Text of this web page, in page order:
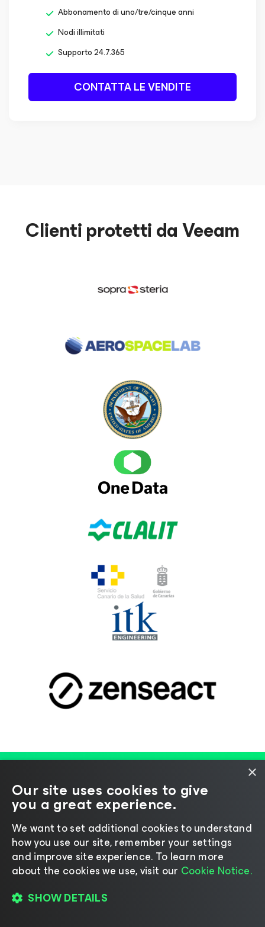
Abbonamento di uno/tre/cinque anni
Nodi illimitati
Supporto 24.7.365
CONTATTA LE VENDITE
Clienti protetti da Veeam
RISORSE
Rimani aggiornato con
gli ultimi
approfondimentie
tendenze in ambito
×
Our site uses cookies to give
you a great experience.
We want to set additional cookies to understand
how you use our site, remember your settings
and improve site experience. ​To learn more
about the cookies we use, visit our Cookie Notice.
SHOW DETAILS